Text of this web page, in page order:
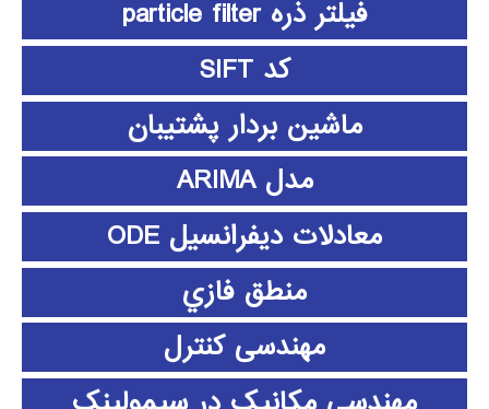
فیلتر ذره particle filter
کد SIFT
ماشین بردار پشتیبان
مدل ARIMA
معادلات دیفرانسیل ODE
منطق فازي
مهندسی کنترل